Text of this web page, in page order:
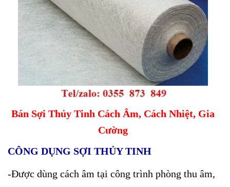
Bán Sợi Thủy Tinh Cách Âm, Cách Nhiệt, Gia
Cường
CÔNG DỤNG SỢI THỦY TINH
-Được dùng cách âm tại công trình phòng thu âm,